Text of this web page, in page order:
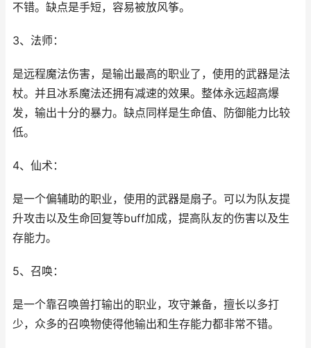
不错。缺点是手短，容易被放风筝。
3、法师：
是远程魔法伤害，是输出最高的职业了，使用的武器是法
杖。并且冰系魔法还拥有减速的效果。整体永远超高爆
发，输出十分的暴力。缺点同样是生命值、防御能力比较
低。
4、仙术：
是一个偏辅助的职业，使用的武器是扇子。可以为队友提
升攻击以及生命回复等buff加成，提高队友的伤害以及生
存能力。
5、召唤：
是一个靠召唤兽打输出的职业，攻守兼备，擅长以多打
少，众多的召唤物使得他输出和生存能力都非常不错。